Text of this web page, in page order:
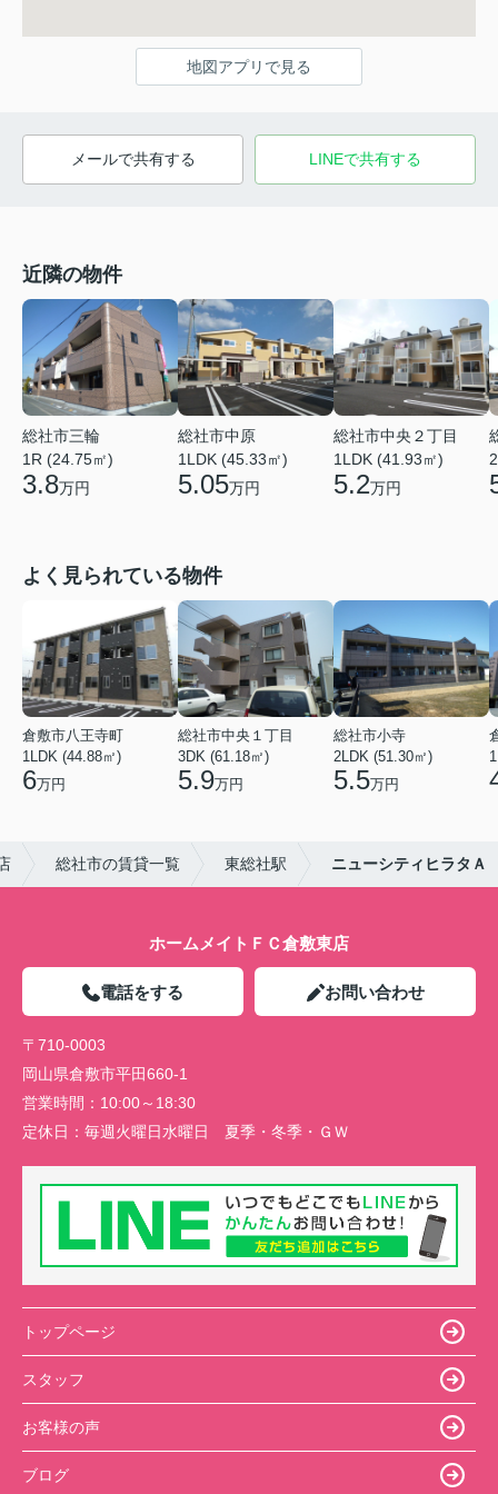
地図アプリで見る
メールで共有する LINEで共有する
近隣の物件
総社市三輪
1R (24.75㎡)
3.8万円
総社市中原
1LDK (45.33㎡)
5.05万円
総社市中央２丁目
1LDK (41.93㎡)
5.2万円
よく見られている物件
倉敷市八王寺町
1LDK (44.88㎡)
6万円
総社市中央１丁目
3DK (61.18㎡)
5.9万円
総社市小寺
2LDK (51.30㎡)
5.5万円
総社市の賃貸一覧 東総社駅 ニューシティヒラタＡ
ホームメイトＦＣ倉敷東店
電話をする お問い合わせ
〒710-0003
岡山県倉敷市平田660-1
営業時間： 10:00～18:30
定休日： 毎週火曜日水曜日 夏季・冬季・ＧＷ
トップページ
スタッフ
お客様の声
ブログ